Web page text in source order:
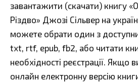
завантажити (скачати) книгу
Різдво» Джозі Сільвер на
можете обрати один з
txt, rtf, epub, fb2, або читати
необхідності реєстрації. Якщо
онлайн електронну версію